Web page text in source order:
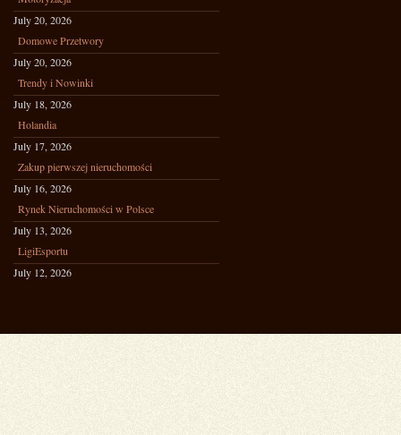
July 20, 2026
Domowe Przetwory
July 20, 2026
Trendy i Nowinki
July 18, 2026
Holandia
July 17, 2026
Zakup pierwszej nieruchomości
July 16, 2026
Rynek Nieruchomości w Polsce
July 13, 2026
LigiEsportu
July 12, 2026